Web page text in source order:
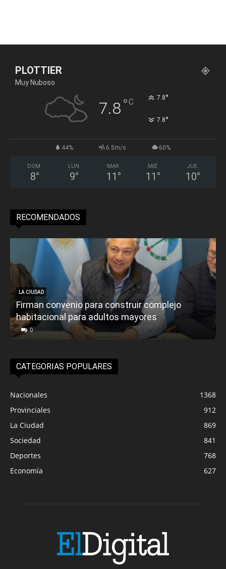
PLOTTIER
Muy Nuboso
7.8°C 7.8°
7.8°
44% 6.5m/s 60%
DOM
8°
LUN
9°
MAR
11 °
MIÉ
11 °
JUE
10°
RECOMENDADOS
LA CIUDAD
Firman convenio para construir complejo
habitacional para adultos mayores
0
CATEGORIAS POPULARES
Nacionales
1368
Provinciales
912
La Ciudad
869
Sociedad
841
Deportes
768
Economía
627